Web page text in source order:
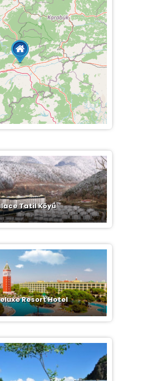
Tatil Köyü
Resort Hotel